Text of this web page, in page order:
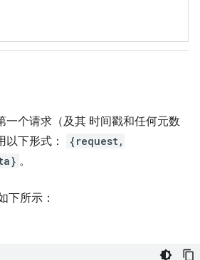
一个请求（及其 时间戳和任何元数
以下形式：
{request,
。
下所示：